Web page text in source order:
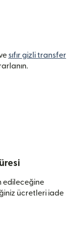
sıfır gizli transfer
edileceğine
ücretleri iade